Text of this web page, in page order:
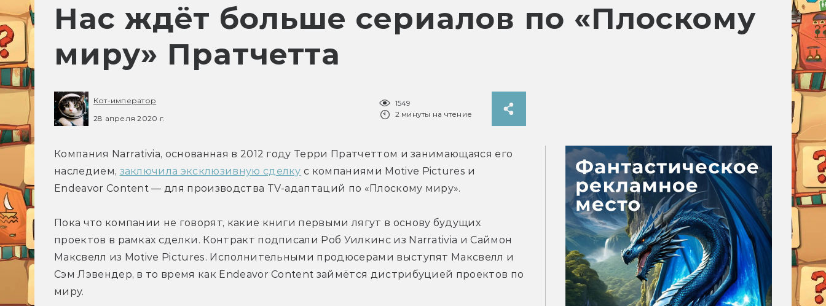
Нас ждёт больше сериалов по «Плоскому
миру» Пратчетта
Кот-император
28 апреля 2020 г.
1549
2 минуты на чтение
Компания Narrativia, основанная в 2012 году Терри Пратчеттом и занимающаяся его
наследием, заключила эксклюзивную сделку с компаниями Motive Pictures и
Endeavor Content — для производства TV-адаптаций по «Плоскому миру».
Пока что компании не говорят, какие книги первыми лягут в основу будущих
проектов в рамках сделки. Контракт подписали Роб Уилкинс из Narrativia и Саймон
Максвелл из Motive Pictures. Исполнительными продюсерами выступят Максвелл и
Сэм Лэвендер, в то время как Endeavor Content займётся дистрибуцией проектов по
миру.